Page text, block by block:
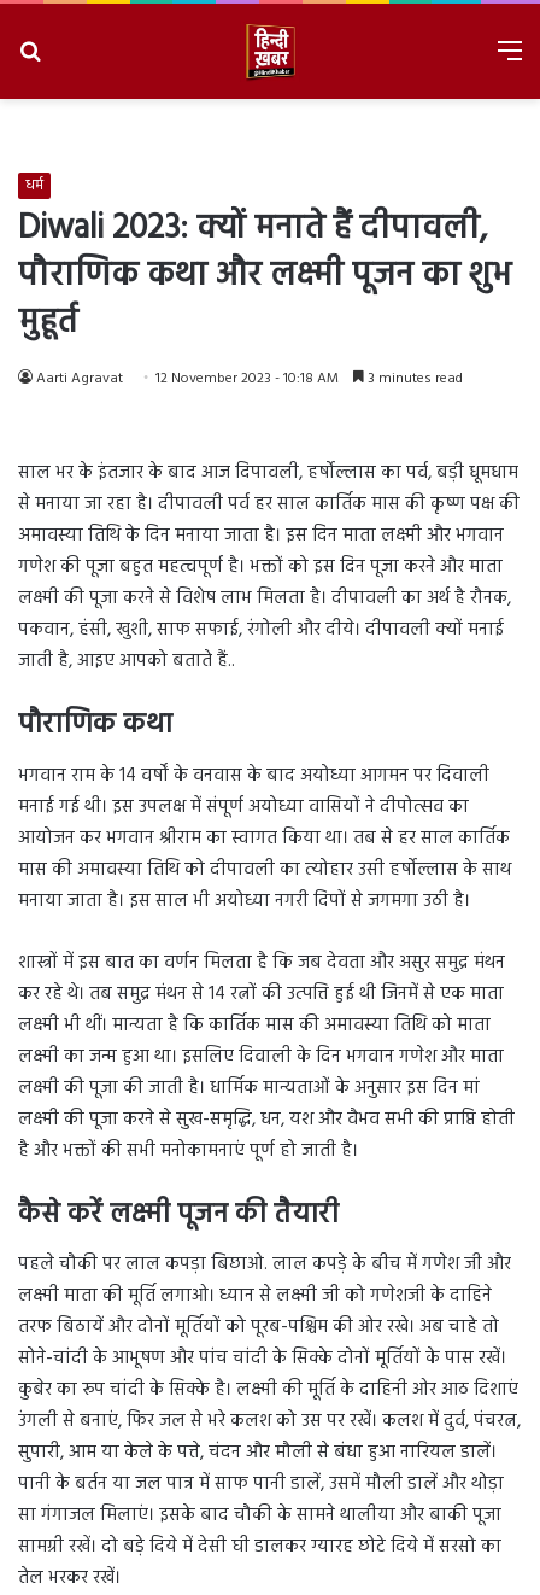
धर्म
Diwali 2023: क्यों मनाते हैं दीपावली,
पौराणिक कथा और लक्ष्मी पूजन का शुभ
मुहूर्त
Aarti Agravat 12 November 2023 - 10:18 AM 3 minutes read
साल भर के इंतजार के बाद आज दिपावली, हर्षोल्लास का पर्व, बड़ी धूमधाम
से मनाया जा रहा है। दीपावली पर्व हर साल कार्तिक मास की कृष्ण पक्ष की
अमावस्या तिथि के दिन मनाया जाता है। इस दिन माता लक्ष्मी और भगवान
गणेश की पूजा बहुत महत्वपूर्ण है। भक्तों को इस दिन पूजा करने और माता
लक्ष्मी की पूजा करने से विशेष लाभ मिलता है। दीपावली का अर्थ है रौनक,
पकवान, हंसी, खुशी, साफ सफाई, रंगोली और दीये। दीपावली क्यों मनाई
जाती है, आइए आपको बताते हैं..
पौराणिक कथा
भगवान राम के 14 वर्षों के वनवास के बाद अयोध्या आगमन पर दिवाली
मनाई गई थी। इस उपलक्ष में संपूर्ण अयोध्या वासियों ने दीपोत्सव का
आयोजन कर भगवान श्रीराम का स्वागत किया था। तब से हर साल कार्तिक
मास की अमावस्या तिथि को दीपावली का त्योहार उसी हर्षोल्लास के साथ
मनाया जाता है। इस साल भी अयोध्या नगरी दिपों से जगमगा उठी है।
शास्त्रों में इस बात का वर्णन मिलता है कि जब देवता और असुर समुद्र मंथन
कर रहे थे। तब समुद्र मंथन से 14 रत्नों की उत्पत्ति हुई थी जिनमें से एक माता
लक्ष्मी भी थीं। मान्यता है कि कार्तिक मास की अमावस्या तिथि को माता
लक्ष्मी का जन्म हुआ था। इसलिए दिवाली के दिन भगवान गणेश और माता
लक्ष्मी की पूजा की जाती है। धार्मिक मान्यताओं के अनुसार इस दिन मां
लक्ष्मी की पूजा करने से सुख-समृद्धि, धन, यश और वैभव सभी की प्राप्ति होती
है और भक्तों की सभी मनोकामनाएं पूर्ण हो जाती है।
कैसे करें लक्ष्मी पूजन की तैयारी
पहले चौकी पर लाल कपड़ा बिछाओ. लाल कपड़े के बीच में गणेश जी और
लक्ष्मी माता की मूर्ति लगाओ। ध्यान से लक्ष्मी जी को गणेशजी के दाहिने
तरफ बिठायें और दोनों मूर्तियों को पूरब-पश्चिम की ओर रखे। अब चाहे तो
सोने-चांदी के आभूषण और पांच चांदी के सिक्के दोनों मूर्तियों के पास रखें।
कुबेर का रूप चांदी के सिक्के है। लक्ष्मी की मूर्ति के दाहिनी ओर आठ दिशाएं
उंगली से बनाएं, फिर जल से भरे कलश को उस पर रखें। कलश में दुर्व, पंचरत्न,
सुपारी, आम या केले के पत्ते, चंदन और मौली से बंधा हुआ नारियल डालें।
पानी के बर्तन या जल पात्र में साफ पानी डालें, उसमें मौली डालें और थोड़ा
सा गंगाजल मिलाएं। इसके बाद चौकी के सामने थालीया और बाकी पूजा
सामग्री रखें। दो बड़े दिये में देसी घी डालकर ग्यारह छोटे दिये में सरसो का
तेल भरकर रखें।